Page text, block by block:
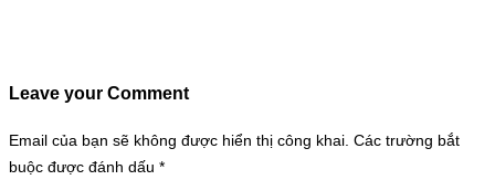
Leave your Comment
Email của bạn sẽ không được hiển thị công khai. Các trường bắt
buộc được đánh dấu *